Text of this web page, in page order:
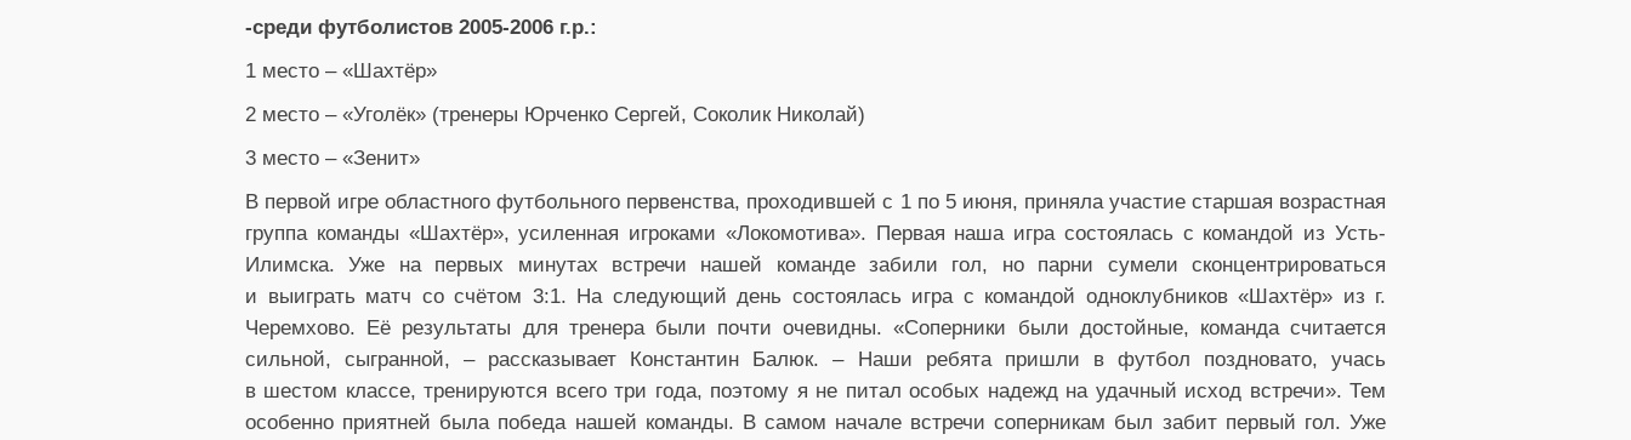
-среди футболистов 2005-2006 г.р.:
1 место – «Шахтёр»
2 место – «Уголёк» (тренеры Юрченко Сергей, Соколик Николай)
3 место – «Зенит»
В первой игре областного футбольного первенства, проходившей с 1 по 5 июня, приняла участие старшая возрастная
группа команды «Шахтёр», усиленная игроками «Локомотива». Первая наша игра состоялась с командой из Усть-
Илимска. Уже на первых минутах встречи нашей команде забили гол, но парни сумели сконцентрироваться
и выиграть матч со счётом 3:1. На следующий день состоялась игра с командой одноклубников «Шахтёр» из г.
Черемхово. Её результаты для тренера были почти очевидны. «Соперники были достойные, команда считается
сильной, сыгранной, – рассказывает Константин Балюк. – Наши ребята пришли в футбол поздновато, учась
в шестом классе, тренируются всего три года, поэтому я не питал особых надежд на удачный исход встречи». Тем
особенно приятней была победа нашей команды. В самом начале встречи соперникам был забит первый гол. Уже